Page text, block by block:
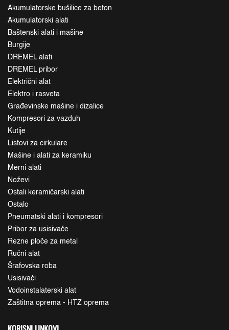
Akumulatorske bušilice za beton
Akumulatorski alati
Baštenski alati i mašine
Burgije
DREMEL alati
DREMEL pribor
Električni alat
Elektro i rasveta
Građevinske mašine i dizalice
Kompresori za vazduh
Kutije
Listovi za cirkulare
Mašine i alati za keramiku
Merni alati
Noževi
Ostali keramičarski alati
Ostalo
Pneumatski alati i kompresori
Pribor za usisivače
Rezne ploče za metal
Ručni alat
Šrafovska roba
Usisivači
Vodoinstalaterski alat
Zaštitna oprema - HTZ oprema